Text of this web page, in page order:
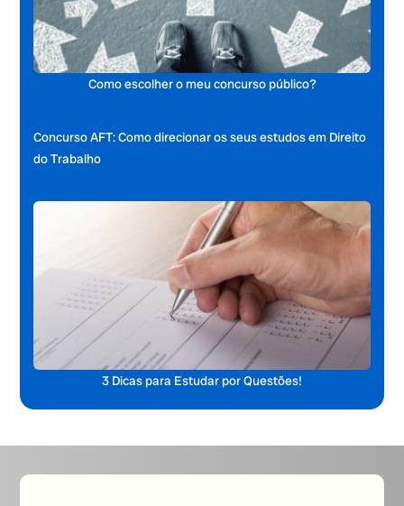
Como escolher o meu concurso público?
Concurso AFT: Como direcionar os seus estudos em Direito
do Trabalho
3 Dicas para Estudar por Questões!